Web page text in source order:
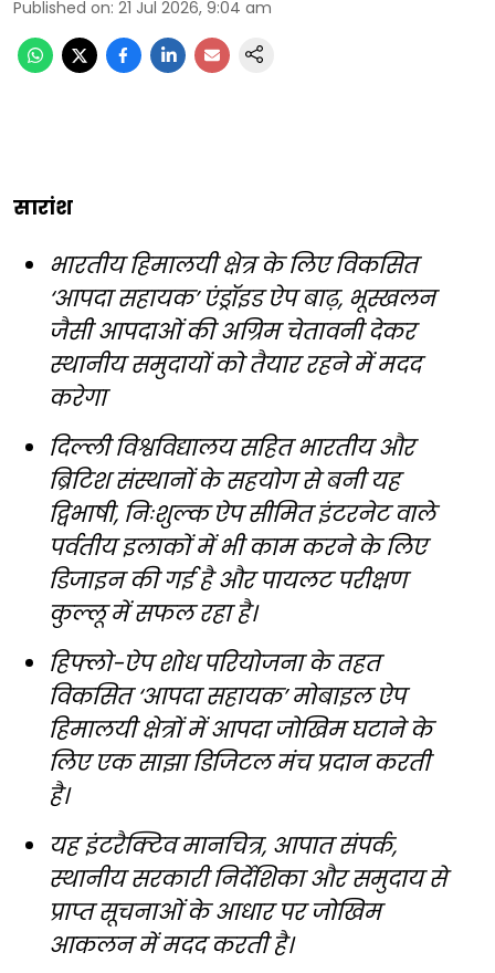
Published on: 21 Jul 2026, 9:04 am
सारांश
भारतीय हिमालयी क्षेत्र के लिए विकसित
‘आपदा सहायक’ एंड्रॉइड ऐप बाढ़, भूस्खलन
जैसी आपदाओं की अग्रिम चेतावनी देकर
स्थानीय समुदायों को तैयार रहने में मदद
करेगा
दिल्ली विश्वविद्यालय सहित भारतीय और
ब्रिटिश संस्थानों के सहयोग से बनी यह
द्विभाषी, निःशुल्क ऐप सीमित इंटरनेट वाले
पर्वतीय इलाकों में भी काम करने के लिए
डिजाइन की गई है और पायलट परीक्षण
कुल्लू में सफल रहा है।
हिफ्लो-ऐप शोध परियोजना के तहत
विकसित ‘आपदा सहायक’ मोबाइल ऐप
हिमालयी क्षेत्रों में आपदा जोखिम घटाने के
लिए एक साझा डिजिटल मंच प्रदान करती
है।
यह इंटरैक्टिव मानचित्र, आपात संपर्क,
स्थानीय सरकारी निर्देशिका और समुदाय से
प्राप्त सूचनाओं के आधार पर जोखिम
आकलन में मदद करती है।